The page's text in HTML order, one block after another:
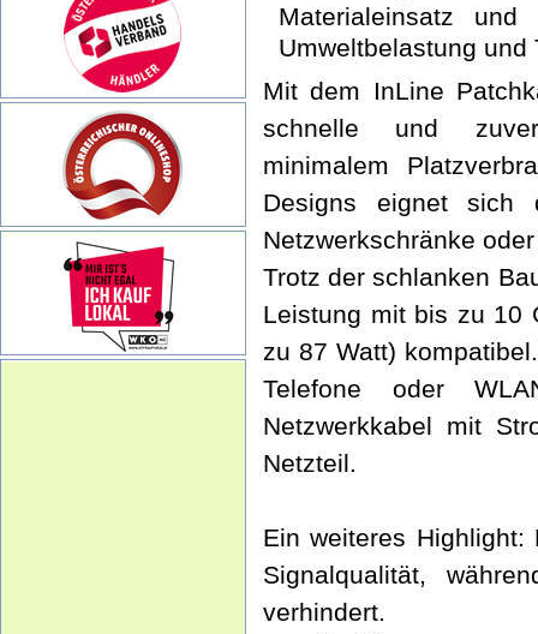
Materialeinsatz und
Umweltbelastung und
Mit dem InLine
schnelle und
minimalem
Designs eignet sich
Netzwerkschränke
Trotz der schlanken
Leistung mit bis zu 10
zu 87 Watt)
Telefone oder
Netzwerkkabel mit
Netzteil.
Ein weiteres Highlight:
Signalqualität,
verhindert.